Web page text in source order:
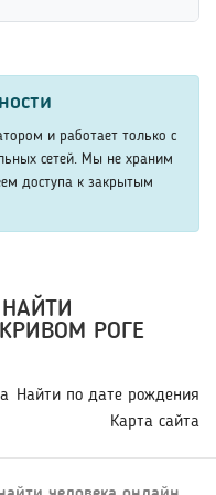
сервисы и открытые
рекомендуется
или название
определить
компании.
и работает только с
сетей. Мы не храним
доступа к закрытым
РОГЕ
Найти по дате рождения
Карта сайта